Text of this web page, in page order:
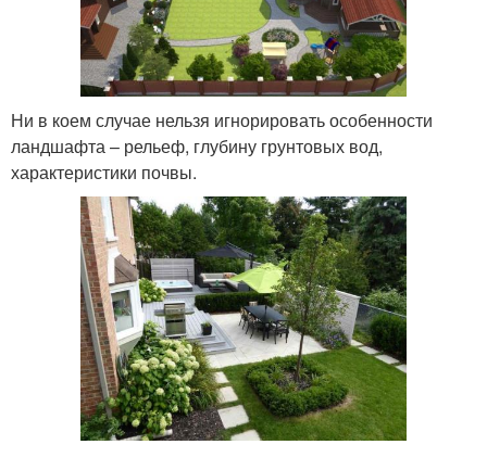
Ни в коем случае нельзя игнорировать особенности
ландшафта – рельеф, глубину грунтовых вод,
характеристики почвы.